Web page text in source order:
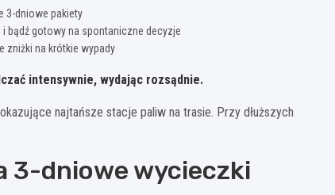
3-dniowe pakiety
bądź gotowy na spontaniczne decyzje
zniżki na krótkie wypady
intensywnie, wydając rozsądnie.
najtańsze stacje paliw na trasie. Przy dłuższych
3-dniowe wycieczki